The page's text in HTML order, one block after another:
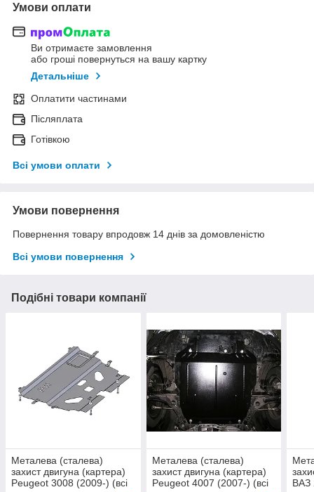
Умови оплати
Ви отримаєте замовлення
або гроші повернуться на вашу картку
Детальніше
Оплатити частинами
Післяплата
Готівкою
Всі умови оплати
Умови повернення
Повернення товару впродовж 14 днів за домовленістю
Всі умови повернення
Подібні товари компанії
Металева (сталева)
захист двигуна (картера)
Peugeot 3008 (2009-) (всі
Металева (сталева)
захист двигуна (картера)
Peugeot 4007 (2007-) (всі
ВАЗ